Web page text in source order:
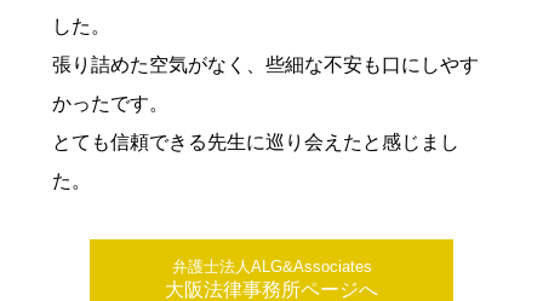
した。
張り詰めた空気がなく、些細な不安も口にしやす
かったです。
とても信頼できる先生に巡り会えたと感じまし
た。
弁護士法人ALG&Associates
大阪法律事務所ページへ